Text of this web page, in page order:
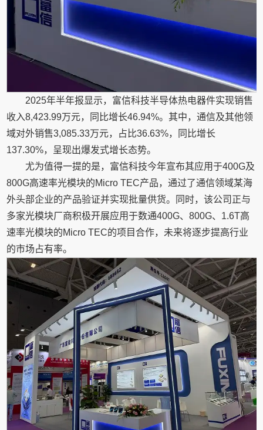
2025年半年报显示，富信科技半导体热电器件实现销售
收入8,423.99万元，同比增长46.94%。其中，通信及其他领
域对外销售3,085.33万元，占比36.63%，同比增长
137.30%，呈现出爆发式增长态势。
尤为值得一提的是，富信科技今年宣布其应用于400G及
800G高速率光模块的Micro TEC产品，通过了通信领域某海
外头部企业的产品验证并实现批量供货。同时，该公司正与
多家光模块厂商积极开展应用于数通400G、800G、1.6T高
速率光模块的Micro TEC的项目合作，未来将逐步提高行业
的市场占有率。